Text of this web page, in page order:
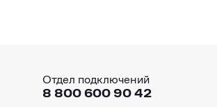
Отдел подключений
8 800 600 90 42